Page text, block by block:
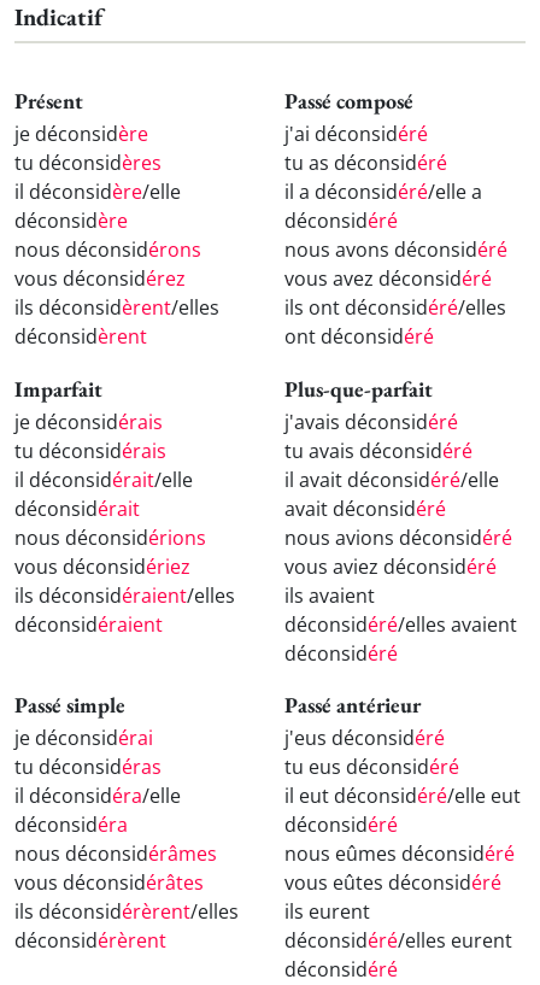
Indicatif
Présent
je déconsidère
tu déconsidères
il déconsidère/elle
déconsidère
nous déconsidérons
vous déconsidérez
ils déconsidèrent/elles
déconsidèrent
Passé composé
j'ai déconsidéré
tu as déconsidéré
il a déconsidéré/elle a
déconsidéré
nous avons déconsidéré
vous avez déconsidéré
ils ont déconsidéré/elles
ont déconsidéré
Imparfait
je déconsidérais
tu déconsidérais
il déconsidérait/elle
déconsidérait
nous déconsidérions
vous déconsidériez
ils déconsidéraient/elles
déconsidéraient
Plus-que-parfait
j'avais déconsidéré
tu avais déconsidéré
il avait déconsidéré/elle
avait déconsidéré
nous avions déconsidéré
vous aviez déconsidéré
ils avaient
déconsidéré/elles avaient
déconsidéré
Passé simple
je déconsidérai
tu déconsidéras
il déconsidéra/elle
déconsidéra
nous déconsidérâmes
vous déconsidérâtes
ils déconsidérèrent/elles
déconsidérèrent
Passé antérieur
j'eus déconsidéré
tu eus déconsidéré
il eut déconsidéré/elle eut
déconsidéré
nous eûmes déconsidéré
vous eûtes déconsidéré
ils eurent
déconsidéré/elles eurent
déconsidéré